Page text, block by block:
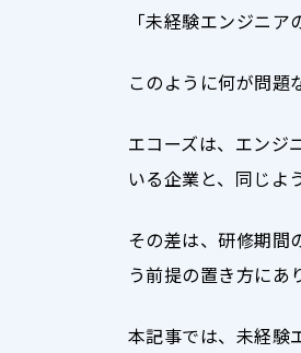
「未経験エンジニ
このように何が問題
エコーズは、エンジ
いる企業と、同じよ
その差は、研修期間
う前提の置き方にあ
本記事では、未経験